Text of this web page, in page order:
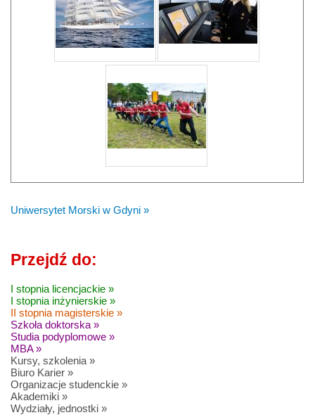
Uniwersytet Morski w Gdyni »
Przejdź do:
I stopnia licencjackie »
I stopnia inżynierskie »
II stopnia magisterskie »
Szkoła doktorska »
Studia podyplomowe »
MBA »
Kursy, szkolenia »
Biuro Karier »
Organizacje studenckie »
Akademiki »
Wydziały, jednostki »